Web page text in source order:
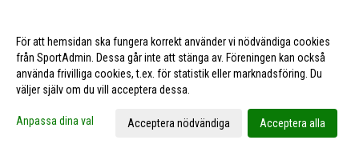
För att hemsidan ska fungera korrekt använder vi nödvändiga cookies
från SportAdmin. Dessa går inte att stänga av. Föreningen kan också
använda frivilliga cookies, t.ex. för statistik eller marknadsföring. Du
väljer själv om du vill acceptera dessa.
Anpassa dina val Acceptera nödvändiga Acceptera alla